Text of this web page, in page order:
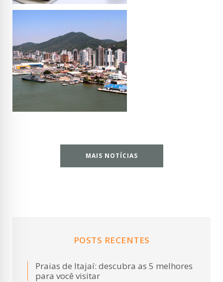
MAIS NOTÍCIAS
POSTS RECENTES
Praias de Itajaí: descubra as 5 melhores
para você visitar